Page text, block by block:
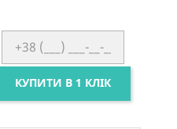
КУПИТИ В 1 КЛІК